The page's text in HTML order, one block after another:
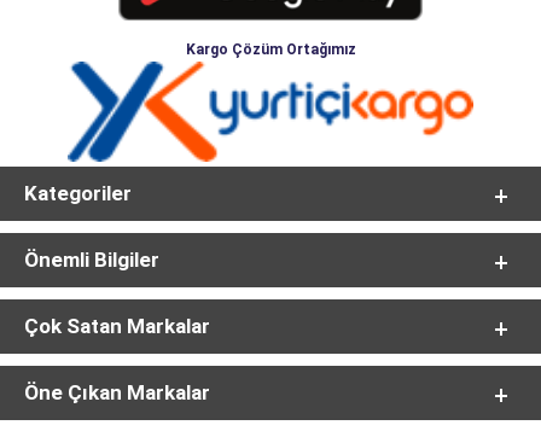
Kargo Çözüm Ortağımız
Kategoriler
Önemli Bilgiler
Çok Satan Markalar
Öne Çıkan Markalar